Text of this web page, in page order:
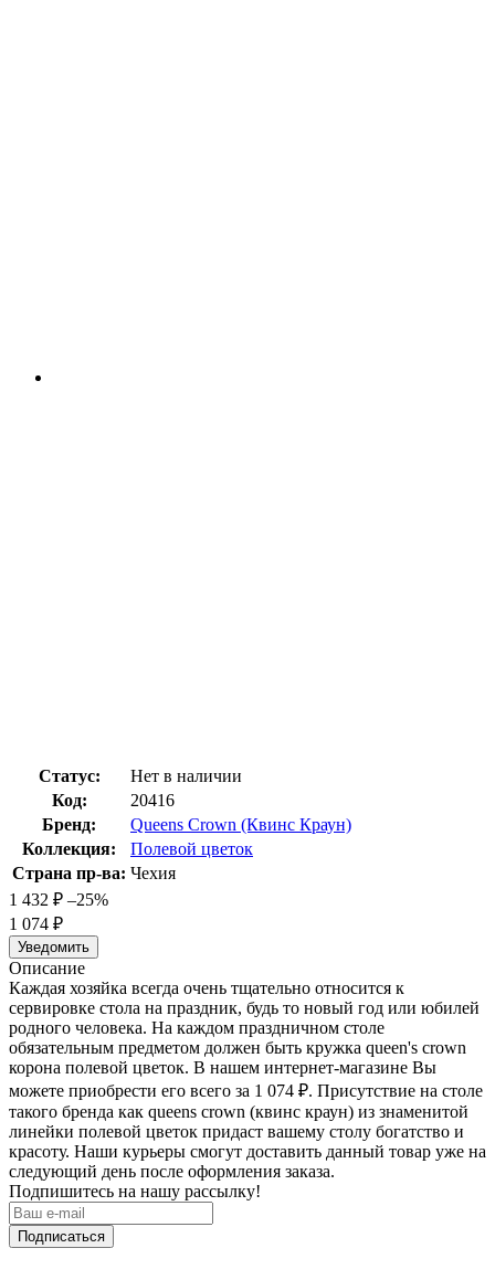
Статус:
Нет в наличии
Код:
20416
Бренд:
Queens Crown (Квинс Краун)
Коллекция:
Полевой цветок
Страна пр-ва: Чехия
1 432 ₽ –25%
1 074 ₽
Уведомить
Описание
Каждая хозяйка всегда очень тщательно относится к
сервировке стола на праздник, будь то новый год или юбилей
родного человека. На каждом праздничном столе
обязательным предметом должен быть кружка queen's crown
корона полевой цветок. В нашем интернет-магазине Вы
можете приобрести его всего за 1 074 ₽. Присутствие на столе
такого бренда как queens crown (квинс краун) из знаменитой
линейки полевой цветок придаст вашему столу богатство и
красоту. Наши курьеры смогут доставить данный товар уже на
следующий день после оформления заказа.
Подпишитесь на нашу рассылку!
Подписаться